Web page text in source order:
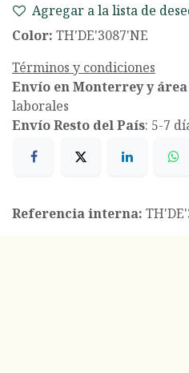
Agregar a la lista de
Color: TH'DE'3087'NE
Términos y condiciones
Envío en Monterrey y
laborales
Envío Resto del País: 5-7
Referencia interna: